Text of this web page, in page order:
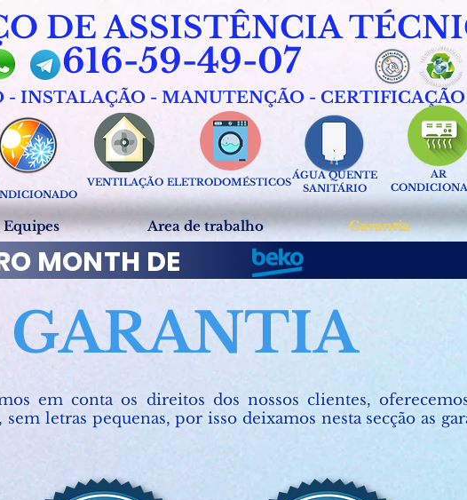
DE ASSISTÊNCIA
616-59-49-07
- INSTALAÇÃO - MANUTENÇÃO - CERTIFICAÇÃO
VENTILAÇÃO ELETRODOMÉSTICOS
ÁGUA QUENTE
SANITÁRIO
AR
Equipes Area de trabalho Garantia
MONTH DE
GARANTIA
em conta os direitos dos nossos clientes,
letras pequenas, por isso deixamos nesta secção as